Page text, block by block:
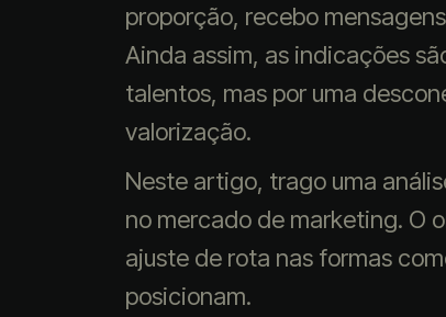
proporção, recebo
Ainda assim, as indicações
talentos, mas por uma
valorização.
Neste artigo, trago uma
no mercado de marketing. O
ajuste de rota nas formas
posicionam.